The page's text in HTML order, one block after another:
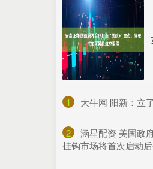
1 大牛网 阳新：立
2
涵星配资 美国政
挂钩市场将首次启动